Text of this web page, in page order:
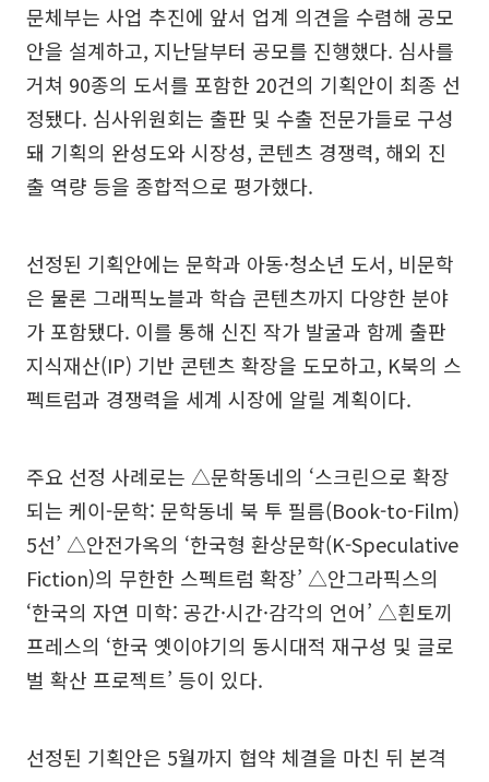
문체부는 사업 추진에 앞서 업계 의견을 수렴해 공모
안을 설계하고, 지난달부터 공모를 진행했다. 심사를
거쳐 90종의 도서를 포함한 20건의 기획안이 최종 선
정됐다. 심사위원회는 출판 및 수출 전문가들로 구성
돼 기획의 완성도와 시장성, 콘텐츠 경쟁력, 해외 진
출 역량 등을 종합적으로 평가했다.
선정된 기획안에는 문학과 아동·청소년 도서, 비문학
은 물론 그래픽노블과 학습 콘텐츠까지 다양한 분야
가 포함됐다. 이를 통해 신진 작가 발굴과 함께 출판
지식재산(IP) 기반 콘텐츠 확장을 도모하고, K북의 스
펙트럼과 경쟁력을 세계 시장에 알릴 계획이다.
주요 선정 사례로는 △문학동네의 ‘스크린으로 확장
되는 케이-문학: 문학동네 북 투 필름(Book-to-Film)
5선’ △안전가옥의 ‘한국형 환상문학(K-Speculative
Fiction)의 무한한 스펙트럼 확장’ △안그라픽스의
‘한국의 자연 미학: 공간·시간·감각의 언어’ △흰토끼
프레스의 ‘한국 옛이야기의 동시대적 재구성 및 글로
벌 확산 프로젝트’ 등이 있다.
선정된 기획안은 5월까지 협약 체결을 마친 뒤 본격